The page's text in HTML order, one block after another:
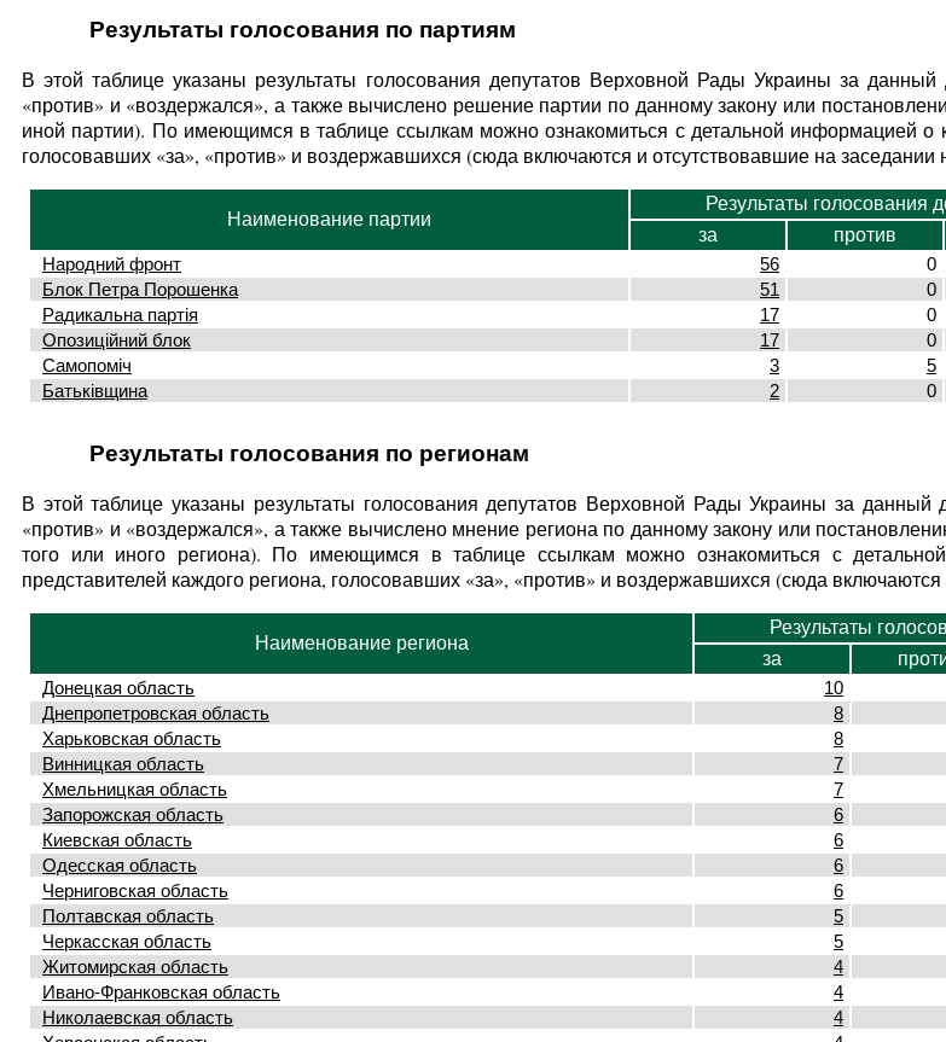
Результаты голосования по партиям
В этой таблице указаны результаты голосования депутатов Верховной Рады Украины за
«против» и «воздержался», а также вычислено решение партии по данному закону или
иной партии). По имеющимся в таблице ссылкам можно ознакомиться с детальной информацией о
голосовавших «за», «против» и воздержавшихся (сюда включаются и отсутствовавшие на
Наименование партии
Результаты голосования
за против
Народний фронт
56 0
Блок Петра Порошенка
51 0
Радикальна партія
17 0
Опозиційний блок
17 0
Самопоміч
3 5
Батьківщина
2 0
Результаты голосования по регионам
В этой таблице указаны результаты голосования депутатов Верховной Рады Украины за данный
«против» и «воздержался», а также вычислено мнение региона по данному закону или
того или иного региона). По имеющимся в таблице ссылкам можно ознакомиться с
представителей каждого региона, голосовавших «за», «против» и воздержавшихся (сюда
Наименование региона
Результаты
за
Донецкая область
10
Днепропетровская область
8
Харьковская область
8
Винницкая область
7
Хмельницкая область
7
Запорожская область
6
Киевская область
6
Одесская область
6
Черниговская область
6
Полтавская область
5
Черкасская область
5
Житомирская область
4
Ивано-Франковская область
4
Николаевская область
4